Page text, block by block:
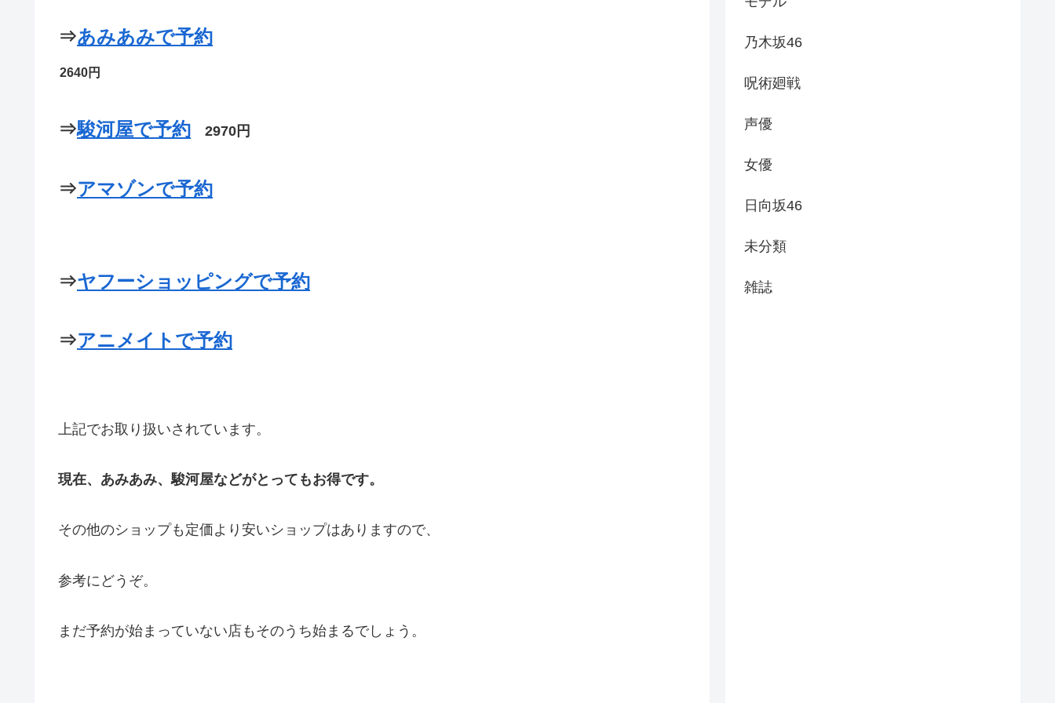
⇒あみあみで予約
2640円
⇒駿河屋で予約 2970円
⇒アマゾンで予約
⇒ヤフーショッピングで予約
⇒アニメイトで予約
上記でお取り扱いされています。
現在、あみあみ、駿河屋などがとってもお得です。
その他のショップも定価より安いショップはありますので、
参考にどうぞ。
まだ予約が始まっていない店もそのうち始まるでしょう。
乃木坂46
呪術廻戦
声優
女優
日向坂46
未分類
雑誌